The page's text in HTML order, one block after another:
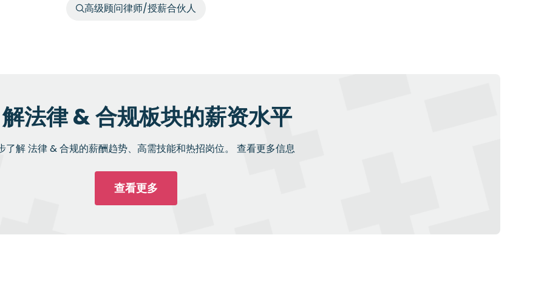
高级顾问律师/授薪合伙人
法律 & 合规板块的薪资水平
了解 法律 & 合规的薪酬趋势、高需技能和热招岗位。 查看更多信息
查看更多